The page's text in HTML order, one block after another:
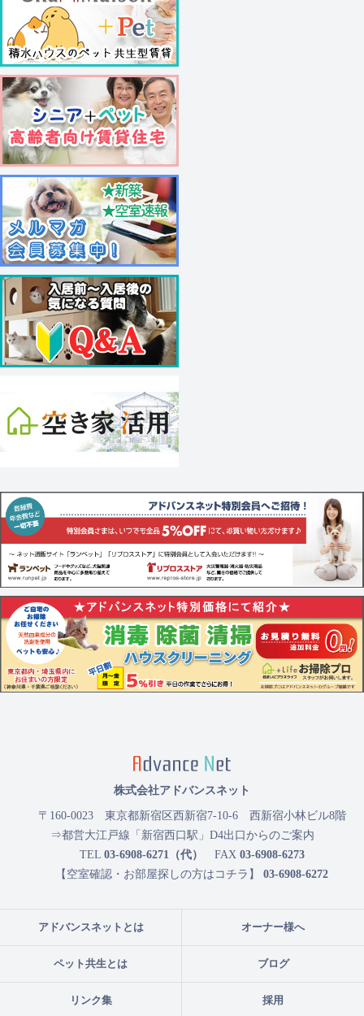
アドバンスネットとは オーナー様へ
ペット共生とは ブログ
リンク集 採用
株式会社アドバンスネット
〒160-0023 東京都新宿区西新宿7-10-6 西新宿小林ビル8階
⇒都営大江戸線「新宿西口駅」D4出口からのご案内
TEL 03-6908-6271（代） FAX 03-6908-6273
【空室確認・お部屋探しの方はコチラ】 03-6908-6272